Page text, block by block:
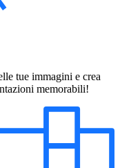
tue immagini e crea
memorabili!